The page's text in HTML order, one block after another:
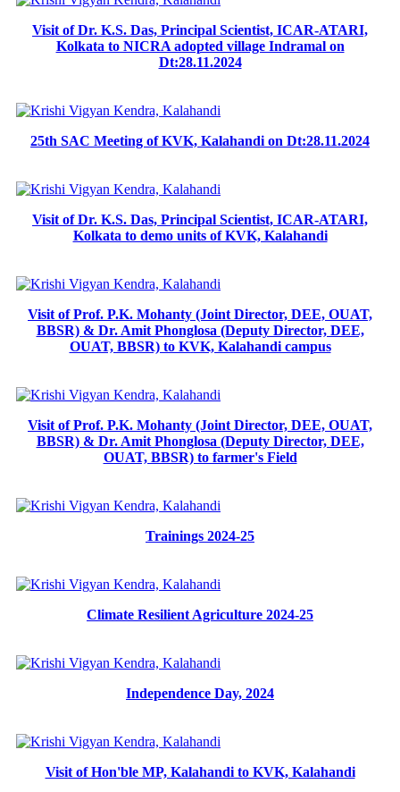
Visit of Dr. K.S. Das, Principal Scientist, ICAR-ATARI,
Kolkata to NICRA adopted village Indramal on
Dt:28.11.2024
25th SAC Meeting of KVK, Kalahandi on Dt:28.11.2024
Visit of Dr. K.S. Das, Principal Scientist, ICAR-ATARI,
Kolkata to demo units of KVK, Kalahandi
Visit of Prof. P.K. Mohanty (Joint Director, DEE, OUAT,
BBSR) & Dr. Amit Phonglosa (Deputy Director, DEE,
OUAT, BBSR) to KVK, Kalahandi campus
Visit of Prof. P.K. Mohanty (Joint Director, DEE, OUAT,
BBSR) & Dr. Amit Phonglosa (Deputy Director, DEE,
OUAT, BBSR) to farmer's Field
Trainings 2024-25
Climate Resilient Agriculture 2024-25
Independence Day, 2024
Visit of Hon'ble MP, Kalahandi to KVK, Kalahandi